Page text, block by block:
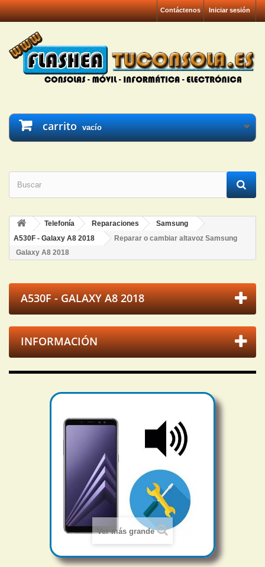
Iniciar sesión
Contáctenos
carrito vacío
Telefonía Reparaciones
Samsung
A530F - Galaxy A8 2018
Reparar o cambiar altavoz Samsung
Galaxy A8 2018
A530F - GALAXY A8 2018
INFORMACIÓN
Ver más grande